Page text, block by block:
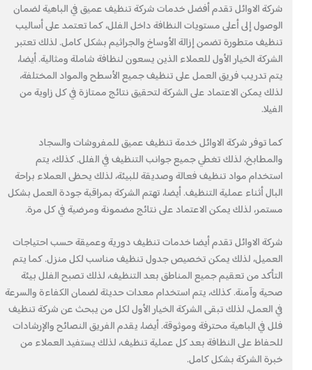
شركة الاوائل تقدم أفضل خدمات شركة تنظيف عميق في الباهية لضمان
الوصول إلى أعلى مستويات النظافة داخل الفلل، كما تعتمد على أساليب
تنظيف متطورة تضمن إزالة الأوساخ والجراثيم بشكل كامل. لذلك تعتبر
الشركة الخيار الأول للعملاء الذين يسعون لنظافة شاملة ومثالية. أيضا،
يتم تدريب فريق العمل على تنظيف جميع الأسطح والمواد المختلفة،
لذلك يمكن الاعتماد على الشركة لتحقيق نتائج ممتازة في كل زاوية من
الفيلا.
كما توفر شركة الاوائل خدمة تنظيف عميق للمفروشات والسجاد
والمطابخ، لذلك تغطي جميع جوانب التنظيف في الفلل. كذلك، يتم
استخدام مواد تنظيف فعالة وصديقة للبيئة، لذلك يحظى العملاء براحة
البال أثناء عملية التنظيف. أيضا، تهتم الشركة بمراقبة جودة العمل بشكل
مستمر، لذلك يمكن الاعتماد على نتائج مضمونة ومرضية في كل مرة.
شركة الاوائل تقدم أيضا خدمات تنظيف دورية وعميقة حسب احتياجات
العميل، لذلك يمكن تخصيص جدول تنظيف مناسب لكل منزل. كما يتم
التأكد من تعقيم جميع المناطق بعد التنظيف، لذلك تصبح الفلل بيئة
صحية وآمنة. كذلك، يتم استخدام معدات حديثة لضمان الكفاءة والسرعة
في العمل، لذلك تبقى الشركة الخيار الأول لكل من يبحث عن شركة تنظيف
فلل في الباهية محترفة وموثوقة. أيضا، يقدم الفريق النصائح والإرشادات
للحفاظ على النظافة بعد كل عملية تنظيف، لذلك يستفيد العملاء من
خبرة الشركة بشكل كامل.